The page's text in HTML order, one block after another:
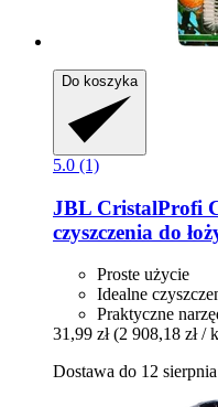
Do koszyka
5.0 (1)
JBL CristalProfi
czyszczenia do
Proste użycie
Idealne
Praktyczne
31,99 zł (2 908,18 zł /
Dostawa do 12 sierpnia